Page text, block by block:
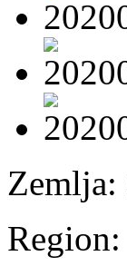
Zemlja:
Region: